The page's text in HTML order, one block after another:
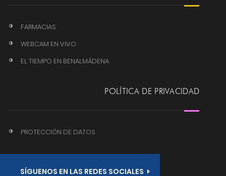
FARMACIAS
WEBCAM EN VIVO
EL TIEMPO EN BENALMÁDENA
POLÍTICA DE PRIVACIDAD
PROTECCIÓN DE DATOS
SÍGUENOS EN LAS REDES SOCIALES